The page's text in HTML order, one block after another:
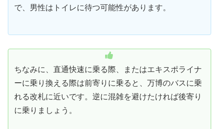
で、男性はトイレに待つ可能性があります。
ちなみに、直通快速に乗る際、またはエキスポライナ
ーに乗り換える際は前寄りに乗ると、万博のバスに乗
れる改札に近いです。逆に混雑を避けたければ後寄り
に乗りましょう。